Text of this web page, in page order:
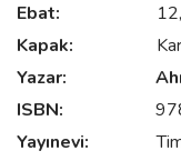
Ebat:
Kapak:
Yazar:
ISBN:
Yayınevi: